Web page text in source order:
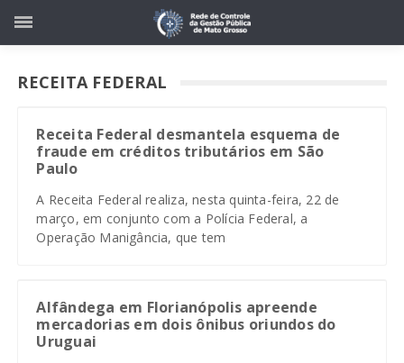
RECEITA FEDERAL
Receita Federal desmantela esquema de
fraude em créditos tributários em São
Paulo
A Receita Federal realiza, nesta quinta-feira, 22 de
março, em conjunto com a Polícia Federal, a
Operação Manigância, que tem
Alfândega em Florianópolis apreende
mercadorias em dois ônibus oriundos do
Uruguai